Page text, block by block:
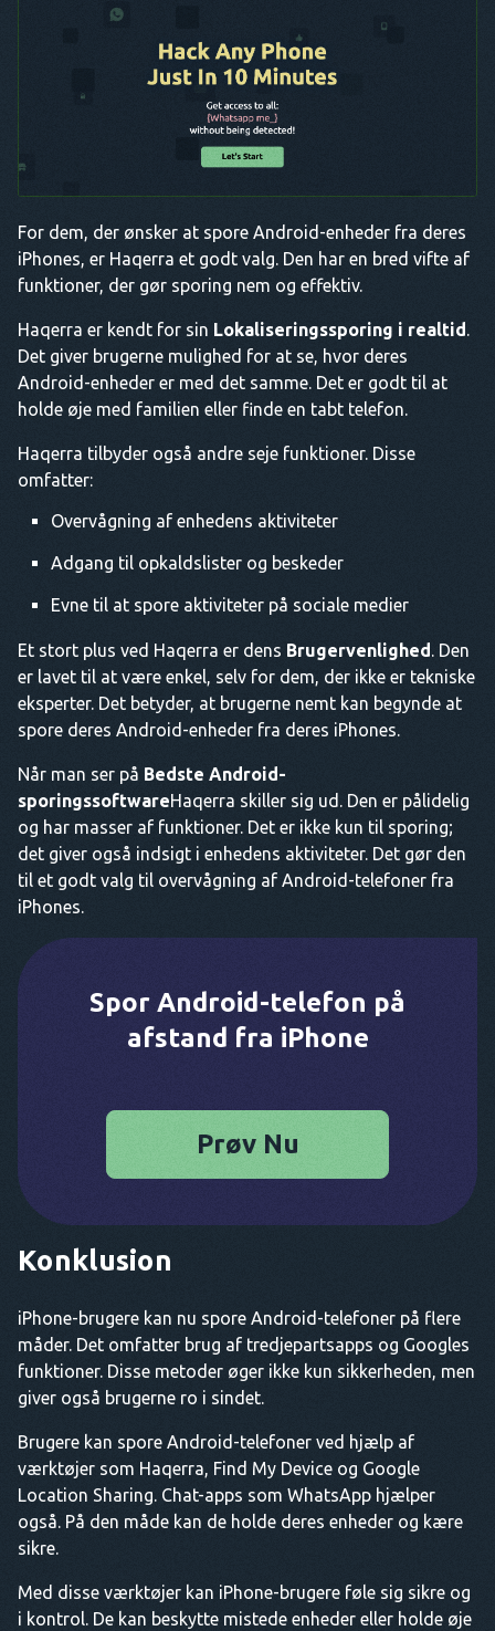
For dem, der ønsker at spore Android-enheder fra deres
iPhones, er Haqerra et godt valg. Den har en bred vifte af
funktioner, der gør sporing nem og effektiv.
Haqerra er kendt for sin Lokaliseringssporing i realtid .
Det giver brugerne mulighed for at se, hvor deres
Android-enheder er med det samme. Det er godt til at
holde øje med familien eller finde en tabt telefon.
Haqerra tilbyder også andre seje funktioner. Disse
omfatter:
Overvågning af enhedens aktiviteter
Adgang til opkaldslister og beskeder
Evne til at spore aktiviteter på sociale medier
Et stort plus ved Haqerra er dens Brugervenlighed . Den
er lavet til at være enkel, selv for dem, der ikke er tekniske
eksperter. Det betyder, at brugerne nemt kan begynde at
spore deres Android-enheder fra deres iPhones.
Når man ser på Bedste Android-
sporingssoftwareHaqerra skiller sig ud. Den er pålidelig
og har masser af funktioner. Det er ikke kun til sporing;
det giver også indsigt i enhedens aktiviteter. Det gør den
til et godt valg til overvågning af Android-telefoner fra
iPhones.
Spor Android-telefon på
afstand fra iPhone
Prøv Nu
Konklusion
iPhone-brugere kan nu spore Android-telefoner på flere
måder. Det omfatter brug af tredjepartsapps og Googles
funktioner. Disse metoder øger ikke kun sikkerheden, men
giver også brugerne ro i sindet.
Brugere kan spore Android-telefoner ved hjælp af
værktøjer som Haqerra, Find My Device og Google
Location Sharing. Chat-apps som WhatsApp hjælper
også. På den måde kan de holde deres enheder og kære
sikre.
Med disse værktøjer kan iPhone-brugere føle sig sikre og
i kontrol. De kan beskytte mistede enheder eller holde øje